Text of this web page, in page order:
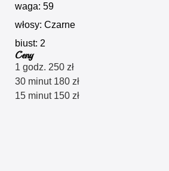
waga: 59
włosy: Czarne
biust: 2
Ceny
1 godz. 250 zł
30 minut 180 zł
15 minut 150 zł